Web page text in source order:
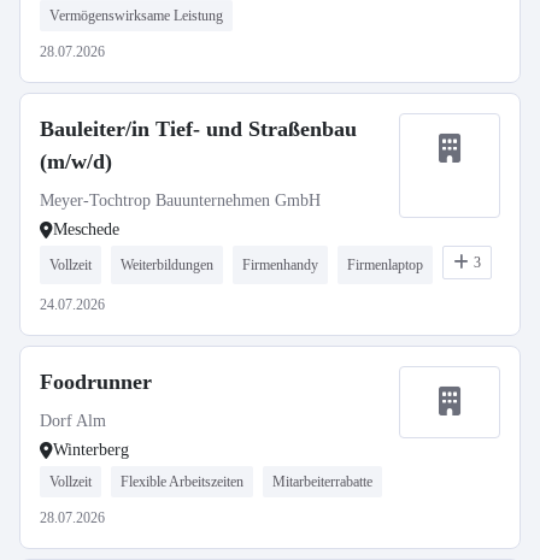
Vermögenswirksame Leistung
28.07.2026
Bauleiter/in Tief- und Straßenbau
(m/w/d)
Meyer-Tochtrop Bauunternehmen GmbH
Meschede
Vollzeit Weiterbildungen Firmenhandy Firmenlaptop 3
24.07.2026
Foodrunner
Dorf Alm
Winterberg
Vollzeit Flexible Arbeitszeiten Mitarbeiterrabatte
28.07.2026